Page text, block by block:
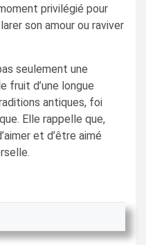
privilégié pour
son amour ou raviver
seulement une
fruit d’une longue
antiques, foi
Elle rappelle que,
et d’être aimé